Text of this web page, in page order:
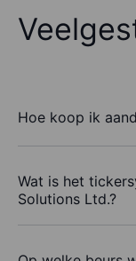
Hoe koop ik
Wat is het
Solutions Ltd.?